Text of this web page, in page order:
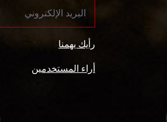
رأيك يهمنا
أراء المستخدمين